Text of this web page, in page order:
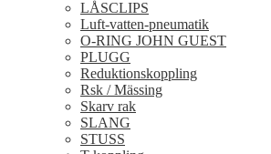
LÅSCLIPS
Luft-vatten-pneumatik
O-RING JOHN GUEST
PLUGG
Reduktionskoppling
Rsk / Mässing
Skarv rak
SLANG
STUSS